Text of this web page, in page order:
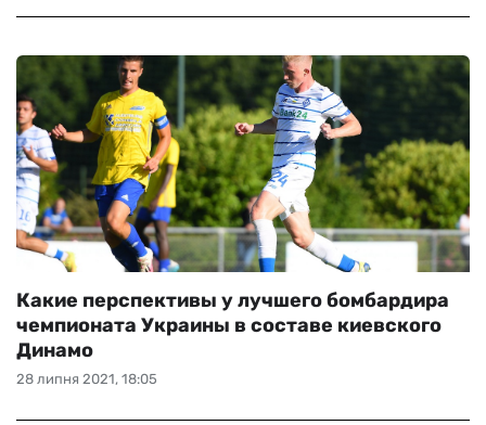
28 липня 2021, 18:05
Какие перспективы у лучшего бомбардира
чемпионата Украины в составе киевского
Динамо